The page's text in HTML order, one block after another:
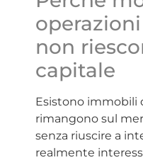
non
capitale
Esistono immobili
rimangono sul
senza riuscire a
realmente